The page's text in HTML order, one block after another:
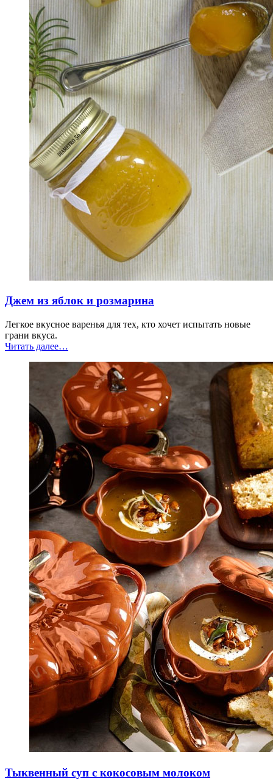
Джем из яблок и розмарина
Легкое вкусное варенья для тех, кто хочет испытать новые
грани вкуса.
Читать далее“Джем
яблок
розмарина”
…
Тыквенный суп с кокосовым молоком